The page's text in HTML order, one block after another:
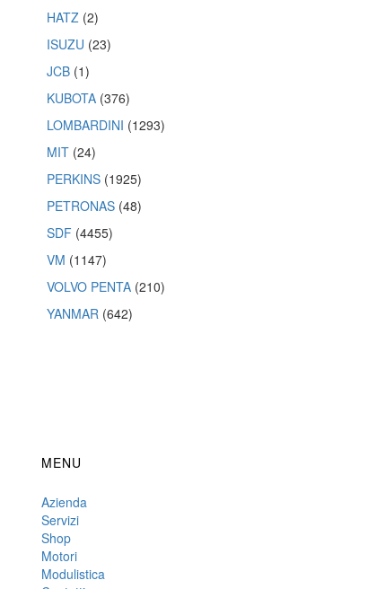
HATZ (2)
ISUZU (23)
JCB (1)
KUBOTA (376)
LOMBARDINI (1293)
MIT (24)
PERKINS (1925)
PETRONAS (48)
SDF (4455)
VM (1147)
VOLVO PENTA (210)
YANMAR (642)
MENU
Azienda
Servizi
Shop
Motori
Modulistica